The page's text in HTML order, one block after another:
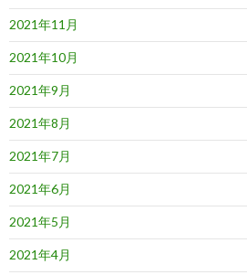
2021年11月
2021年10月
2021年9月
2021年8月
2021年7月
2021年6月
2021年5月
2021年4月